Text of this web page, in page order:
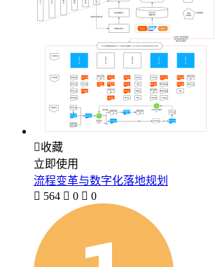
收藏
立即使用
流程变革与数字化落地规划
 564  0  0